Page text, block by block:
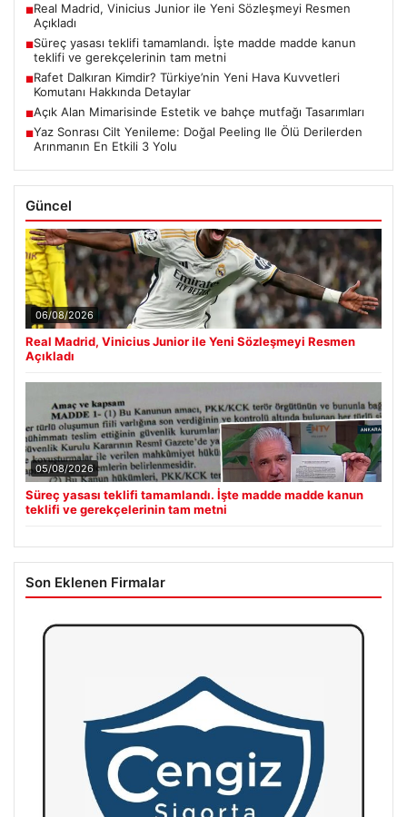
■Real Madrid, Vinicius Junior ile Yeni Sözleşmeyi Resmen
Açıkladı
■Süreç yasası teklifi tamamlandı. İşte madde madde kanun
teklifi ve gerekçelerinin tam metni
■Rafet Dalkıran Kimdir? Türkiye’nin Yeni Hava Kuvvetleri
Komutanı Hakkında Detaylar
■Açık Alan Mimarisinde Estetik ve bahçe mutfağı Tasarımları
■Yaz Sonrası Cilt Yenileme: Doğal Peeling Ile Ölü Derilerden
Arınmanın En Etkili 3 Yolu
Güncel
06/08/2026
Real Madrid, Vinicius Junior ile Yeni Sözleşmeyi Resmen
Açıkladı
05/08/2026
Süreç yasası teklifi tamamlandı. İşte madde madde kanun
teklifi ve gerekçelerinin tam metni
Son Eklenen Firmalar